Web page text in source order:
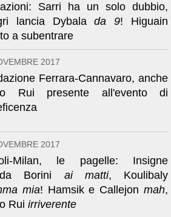
Sarri ha un solo dubbio,
lancia Dybalada 9! Higuain
a subentrare
2017
Ferrara-Cannavaro, anche
Rui presente all'evento di
2017
Milan, le pagelle: Insigne
Borini ai matti, Koulibaly
mia! Hamsik e Callejonmah,
Rui irriverente